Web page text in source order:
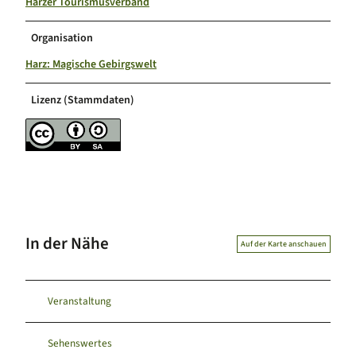
Organisation
Harz: Magische Gebirgswelt
Lizenz (Stammdaten)
In der Nähe Auf der Karte anschauen
Veranstaltung
Sehenswertes